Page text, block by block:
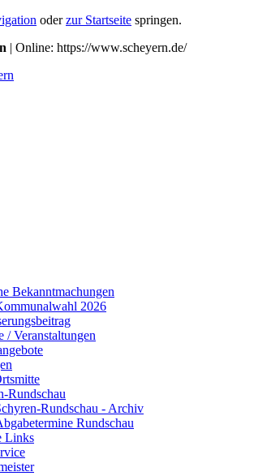
oderzur Startseite springen.
| Online: https://www.scheyern.de/
Bekanntmachungen
2026
/ Veranstaltungen
Rundschau
Rundschau - Archiv
Rundschau
Links